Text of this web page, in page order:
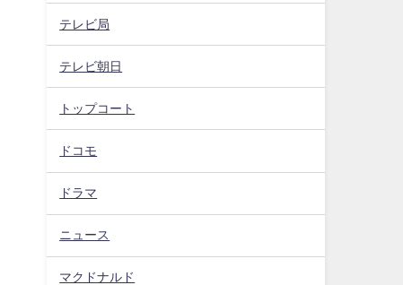
テレビ局
テレビ朝日
トップコート
ドコモ
ドラマ
ニュース
マクドナルド